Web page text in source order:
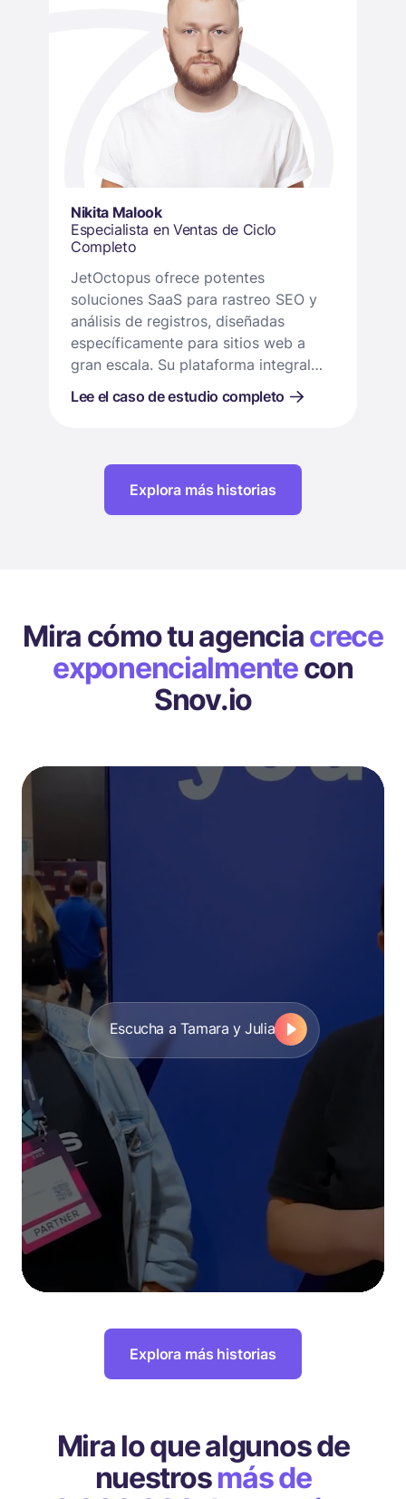
Nikita Malook
Especialista en Ventas de Ciclo
Completo
JetOctopus ofrece potentes
soluciones SaaS para rastreo SEO y
análisis de registros, diseñadas
específicamente para sitios web a
gran escala. Su plataforma integral
indexabilidad y monitorear el
efectiva.
Lee el caso de estudio completo
Explora más historias
Mira cómo tu agenciacrece
exponencialmentecon
Snov.io
Escucha a Tamara y Julia
Explora más historias
Mira lo que algunos de
nuestrosmás de